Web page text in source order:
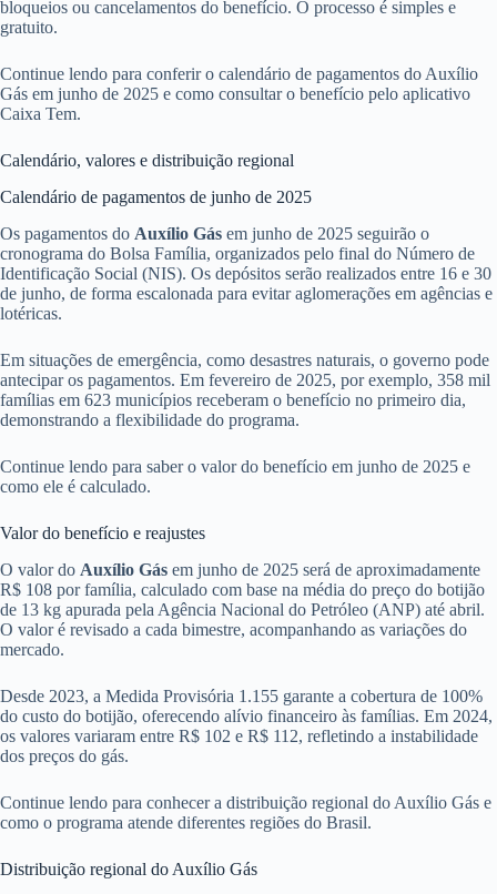
bloqueios ou cancelamentos do benefício. O processo é simples e
gratuito.
Continue lendo para conferir o calendário de pagamentos do Auxílio
Gás em junho de 2025 e como consultar o benefício pelo aplicativo
Caixa Tem.
Calendário, valores e distribuição regional
Calendário de pagamentos de junho de 2025
Os pagamentos do Auxílio Gás em junho de 2025 seguirão o
cronograma do Bolsa Família, organizados pelo final do Número de
Identificação Social (NIS). Os depósitos serão realizados entre 16 e 30
de junho, de forma escalonada para evitar aglomerações em agências e
lotéricas.
Em situações de emergência, como desastres naturais, o governo pode
antecipar os pagamentos. Em fevereiro de 2025, por exemplo, 358 mil
famílias em 623 municípios receberam o benefício no primeiro dia,
demonstrando a flexibilidade do programa.
Continue lendo para saber o valor do benefício em junho de 2025 e
como ele é calculado.
Valor do benefício e reajustes
O valor do Auxílio Gás em junho de 2025 será de aproximadamente
R$ 108 por família, calculado com base na média do preço do botijão
de 13 kg apurada pela Agência Nacional do Petróleo (ANP) até abril.
O valor é revisado a cada bimestre, acompanhando as variações do
mercado.
Desde 2023, a Medida Provisória 1.155 garante a cobertura de 100%
do custo do botijão, oferecendo alívio financeiro às famílias. Em 2024,
os valores variaram entre R$ 102 e R$ 112, refletindo a instabilidade
dos preços do gás.
Continue lendo para conhecer a distribuição regional do Auxílio Gás e
como o programa atende diferentes regiões do Brasil.
Distribuição regional do Auxílio Gás